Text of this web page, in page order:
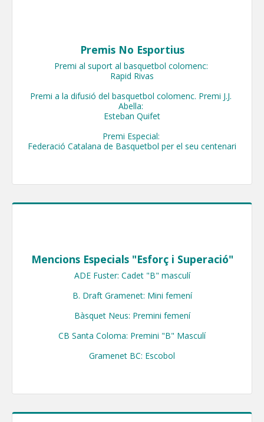
Premis No Esportius
Premi al suport al basquetbol colomenc:
Rapid Rivas
Premi a la difusió del basquetbol colomenc. Premi J.J.
Abella:
Esteban Quifet
Premi Especial:
Federació Catalana de Basquetbol per el seu centenari
Mencions Especials "Esforç i Superació"
ADE Fuster: Cadet "B" masculí
B. Draft Gramenet: Mini femení
Bàsquet Neus: Premini femení
CB Santa Coloma: Premini "B" Masculí
Gramenet BC: Escobol